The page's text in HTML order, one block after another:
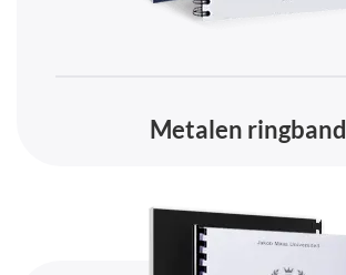
Metalen ringband